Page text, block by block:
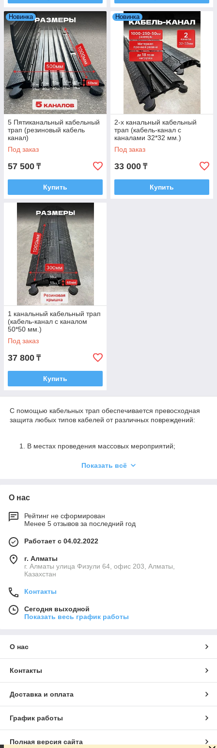
Новинка
5 Пятиканальный кабельный
трап (резиновый кабель
канал)
Под заказ
57 500 ₸
Купить
Новинка
2-х канальный кабельный
трап (кабель-канал с
каналами 32*32 мм.)
Под заказ
33 000 ₸
Купить
1 канальный кабельный трап
(кабель-канал с каналом
50*50 мм.)
Под заказ
37 800 ₸
Купить
С помощью кабельных трап обеспечивается превосходная
защита любых типов кабелей от различных повреждений:
В местах проведения массовых мероприятий;
В местах, где возможен заезд авто.
Показать всё
О нас
Рейтинг не сформирован
Менее 5 отзывов за последний год
Работает с 04.02.2022
г. Алматы
г. Алматы улица Физули 64, офис 203, Алматы,
Казахстан
Контакты
Сегодня выходной
Показать весь график работы
О нас
Контакты
Доставка и оплата
График работы
Полная версия сайта